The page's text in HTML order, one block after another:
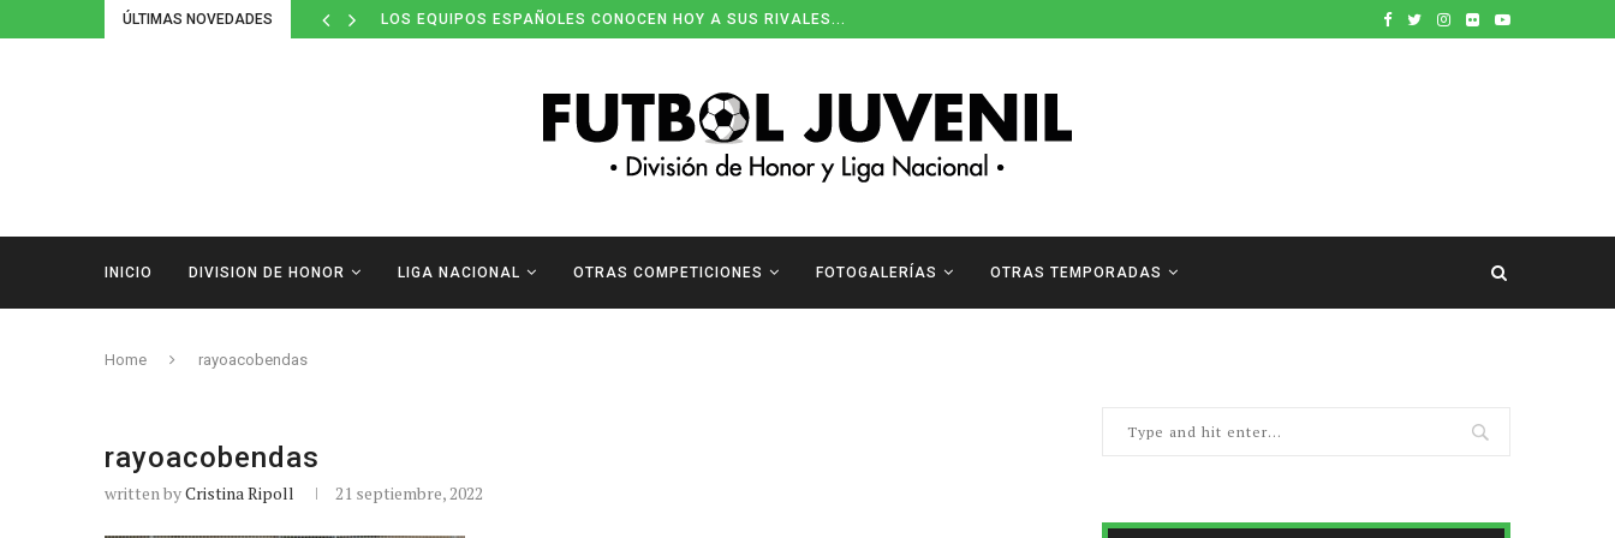
ÚLTIMAS NOVEDADES LOS EQUIPOS ESPAÑOLES CONOCEN HOY A SUS RIVALES...
INICIO DIVISION DE HONOR LIGA NACIONAL OTRAS COMPETICIONES FOTOGALERÍAS OTRAS TEMPORADAS
Home rayoacobendas
rayoacobendas
written byCristina Ripoll 21 septiembre, 2022